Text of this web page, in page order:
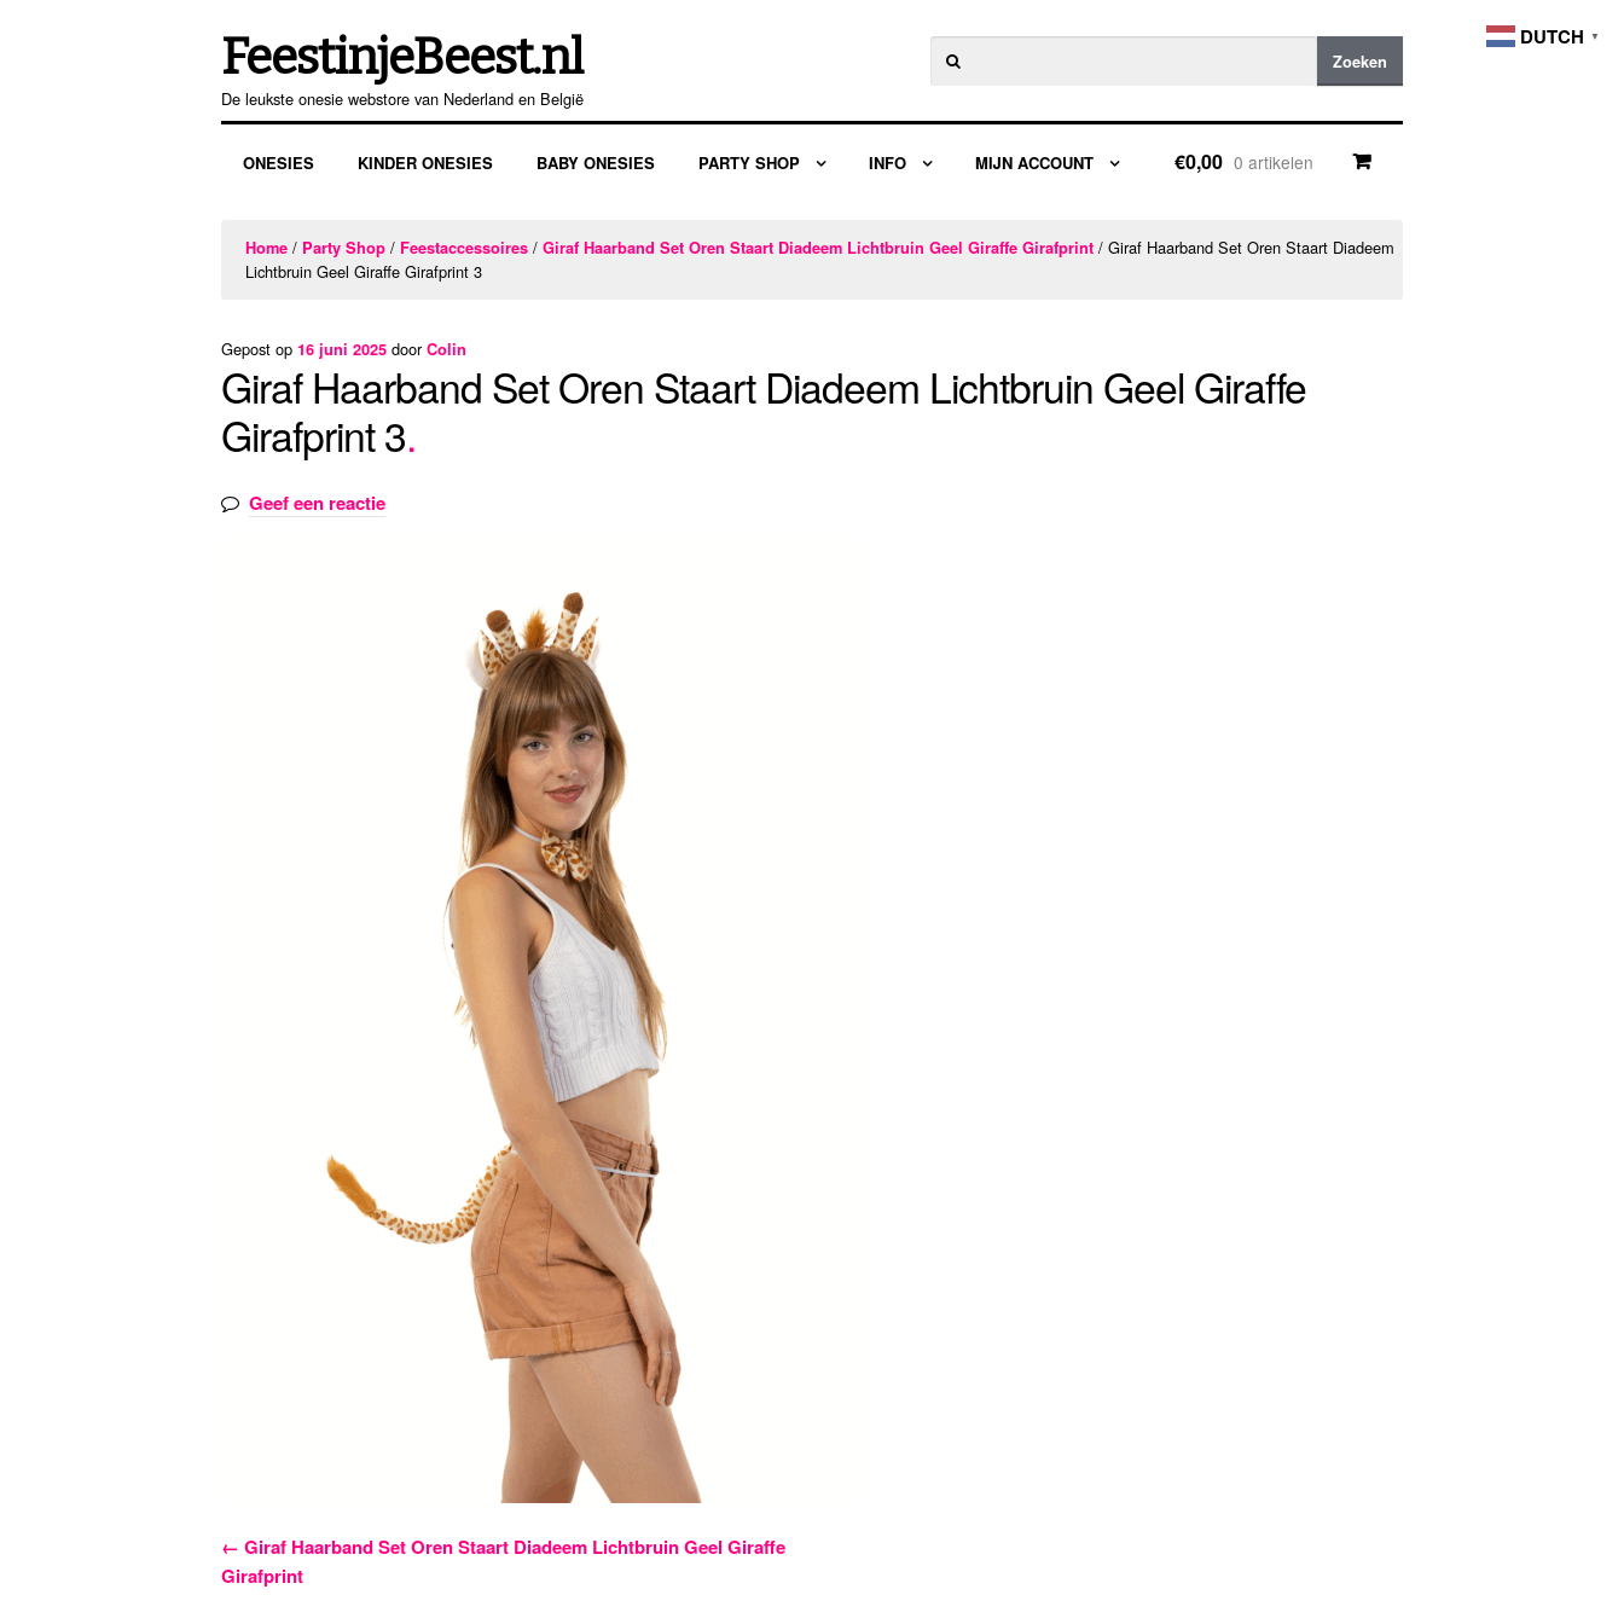
Ga
door
naar
Ga
direct
naar
inhoud
FeestinjeBeest.nl
De leukste onesie webstore van Nederland en België
naar:
Zoeken
ONESIES KINDER ONESIES BABY ONESIES PARTY SHOP INFO MIJN ACCOUNT €0,00 0 artikelen
Home / Party Shop / Feestaccessoires /Giraf Haarband Set Oren Staart Diadeem Lichtbruin Geel Giraffe Girafprint / Giraf Haarband Set Oren Staart Diadeem
Lichtbruin Geel Giraffe Girafprint 3
Gepost op16 juni 2025 doorColin
Giraf Haarband Set Oren Staart Diadeem Lichtbruin Geel Giraffe
Girafprint 3
Geef een reactie
Bericht
← Giraf Haarband Set Oren Staart Diadeem Lichtbruin Geel Giraffe
Girafprint
DUTCH ▼